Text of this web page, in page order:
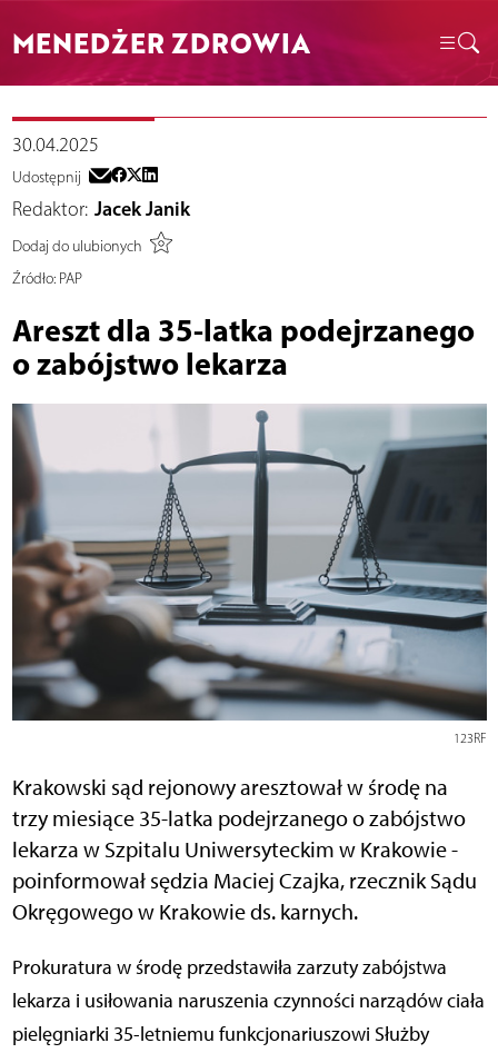
MENEDŻER ZDROWIA
30.04.2025
Udostępnij
Redaktor: Jacek Janik
Dodaj do ulubionych
Źródło:PAP
Areszt dla 35-latka podejrzanego
o zabójstwo lekarza
123RF
Krakowski sąd rejonowy aresztował w środę na
trzy miesiące 35-latka podejrzanego o zabójstwo
lekarza w Szpitalu Uniwersyteckim w Krakowie -
poinformował sędzia Maciej Czajka, rzecznik Sądu
Okręgowego w Krakowie ds. karnych.
Prokuratura w środę przedstawiła zarzuty zabójstwa
lekarza i usiłowania naruszenia czynności narządów ciała
pielęgniarki 35-letniemu funkcjonariuszowi Służby